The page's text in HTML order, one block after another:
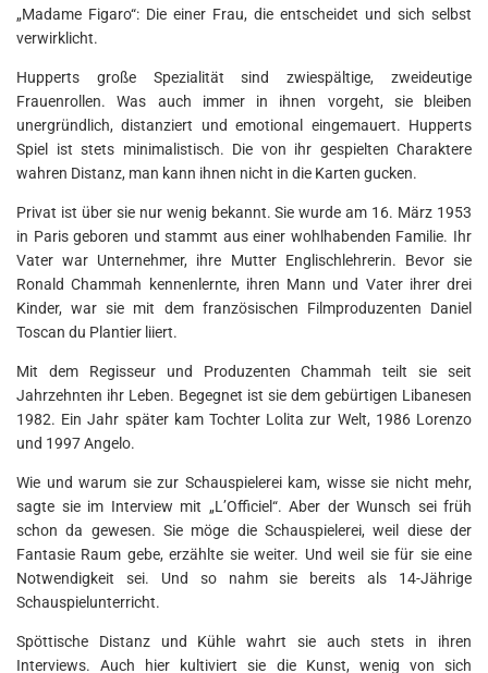
„Madame Figaro“: Die einer Frau, die entscheidet und sich selbst
verwirklicht.
Hupperts große Spezialität sind zwiespältige, zweideutige
Frauenrollen. Was auch immer in ihnen vorgeht, sie bleiben
unergründlich, distanziert und emotional eingemauert. Hupperts
Spiel ist stets minimalistisch. Die von ihr gespielten Charaktere
wahren Distanz, man kann ihnen nicht in die Karten gucken.
Privat ist über sie nur wenig bekannt. Sie wurde am 16. März 1953
in Paris geboren und stammt aus einer wohlhabenden Familie. Ihr
Vater war Unternehmer, ihre Mutter Englischlehrerin. Bevor sie
Ronald Chammah kennenlernte, ihren Mann und Vater ihrer drei
Kinder, war sie mit dem französischen Filmproduzenten Daniel
Toscan du Plantier liiert.
Mit dem Regisseur und Produzenten Chammah teilt sie seit
Jahrzehnten ihr Leben. Begegnet ist sie dem gebürtigen Libanesen
1982. Ein Jahr später kam Tochter Lolita zur Welt, 1986 Lorenzo
und 1997 Angelo.
Wie und warum sie zur Schauspielerei kam, wisse sie nicht mehr,
sagte sie im Interview mit „L’Officiel“. Aber der Wunsch sei früh
schon da gewesen. Sie möge die Schauspielerei, weil diese der
Fantasie Raum gebe, erzählte sie weiter. Und weil sie für sie eine
Notwendigkeit sei. Und so nahm sie bereits als 14-Jährige
Schauspielunterricht.
Spöttische Distanz und Kühle wahrt sie auch stets in ihren
Interviews. Auch hier kultiviert sie die Kunst, wenig von sich